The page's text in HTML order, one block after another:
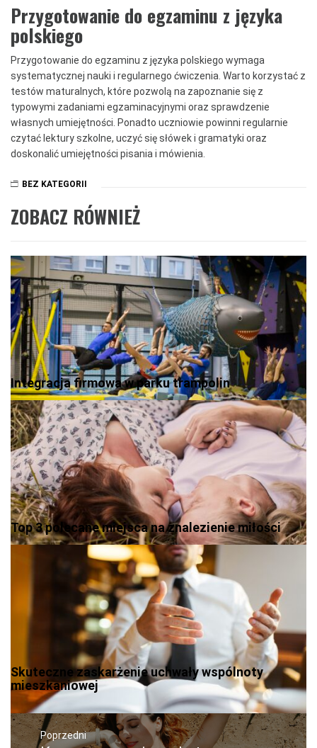
Przygotowanie do egzaminu z języka
polskiego
Przygotowanie do egzaminu z języka polskiego wymaga
systematycznej nauki i regularnego ćwiczenia. Warto korzystać z
testów maturalnych, które pozwolą na zapoznanie się z
typowymi zadaniami egzaminacyjnymi oraz sprawdzenie
własnych umiejętności. Ponadto uczniowie powinni regularnie
czytać lektury szkolne, uczyć się słówek i gramatyki oraz
doskonalić umiejętności pisania i mówienia.
BEZ KATEGORII
ZOBACZ RÓWNIEŻ
Integracja firmowa w parku trampolin
Top 3 polecane miejsca na znalezienie miłości
Skuteczne zaskarżenie uchwały wspólnoty
mieszkaniowej
Nawigacja
wpisuPoprzedni